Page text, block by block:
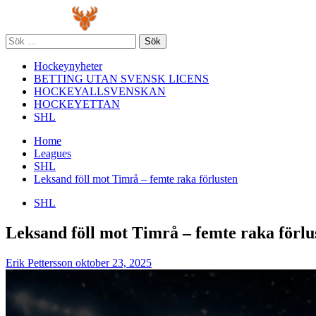
content
Sök
efter:
Hockeynyheter
BETTING UTAN SVENSK LICENS
HOCKEYALLSVENSKAN
HOCKEYETTAN
SHL
Home
Leagues
SHL
Leksand föll mot Timrå – femte raka förlusten
SHL
Leksand föll mot Timrå – femte raka
Erik Pettersson oktober 23, 2025